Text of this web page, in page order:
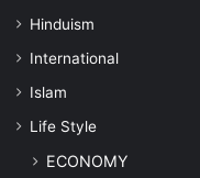
Hinduism
International
Islam
Life Style
ECONOMY